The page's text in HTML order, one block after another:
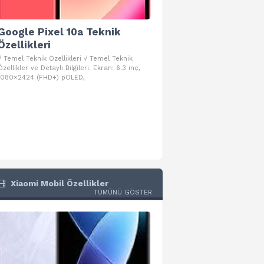
Pixel 10a Teknik
Temel Teknik Özellikleri √ Temel Teknik
ve Detaylı Bilgileri. Ekran: 6.3 inç,
(FHD+) pOLED,
Xiaomi Mobil Özellikler
TÜMÜNÜ GÖSTER